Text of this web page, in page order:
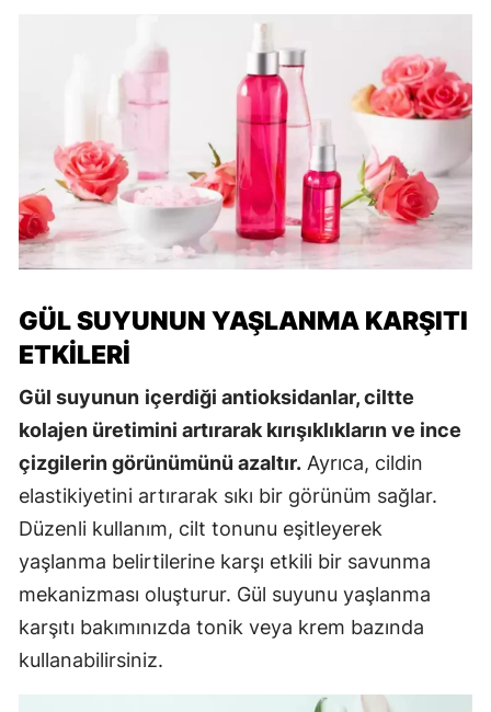
GÜL SUYUNUN YAŞLANMA KARŞITI
ETKILERI
Gül suyunun içerdiği antioksidanlar, ciltte
kolajen üretimini artırarak kırışıklıkların ve ince
çizgilerin görünümünü azaltır. Ayrıca, cildin
elastikiyetini artırarak sıkı bir görünüm sağlar.
Düzenli kullanım, cilt tonunu eşitleyerek
yaşlanma belirtilerine karşı etkili bir savunma
mekanizması oluşturur. Gül suyunu yaşlanma
karşıtı bakımınızda tonik veya krem bazında
kullanabilirsiniz.